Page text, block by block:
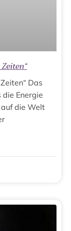
Das
Energie
die Welt